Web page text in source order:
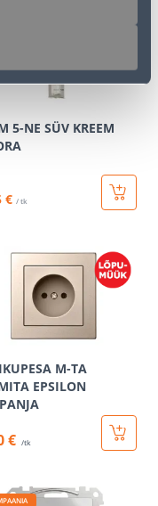
5-NE SÜV KREEM
€ / tk
M-TA
EPSILON
€ /tk